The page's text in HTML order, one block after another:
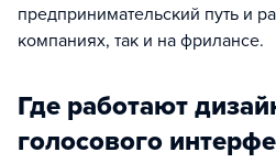
предпринимательский путь и
компаниях, так и на фрилансе.
Где работают
голосового